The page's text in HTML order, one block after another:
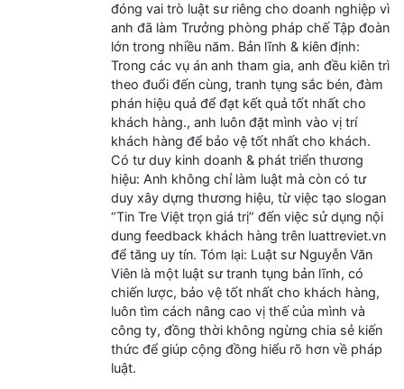
đóng vai trò luật sư riêng cho doanh nghiệp vì
anh đã làm Trưởng phòng pháp chế Tập đoàn
lớn trong nhiều năm. Bản lĩnh & kiên định:
Trong các vụ án anh tham gia, anh đều kiên trì
theo đuổi đến cùng, tranh tụng sắc bén, đàm
phán hiệu quả để đạt kết quả tốt nhất cho
khách hàng., anh luôn đặt mình vào vị trí
khách hàng để bảo vệ tốt nhất cho khách.
Có tư duy kinh doanh & phát triển thương
hiệu: Anh không chỉ làm luật mà còn có tư
duy xây dựng thương hiệu, từ việc tạo slogan
“Tin Tre Việt trọn giá trị” đến việc sử dụng nội
dung feedback khách hàng trên luattreviet.vn
để tăng uy tín. Tóm lại: Luật sư Nguyễn Văn
Viên là một luật sư tranh tụng bản lĩnh, có
chiến lược, bảo vệ tốt nhất cho khách hàng,
luôn tìm cách nâng cao vị thế của mình và
công ty, đồng thời không ngừng chia sẻ kiến
thức để giúp cộng đồng hiểu rõ hơn về pháp
luật.